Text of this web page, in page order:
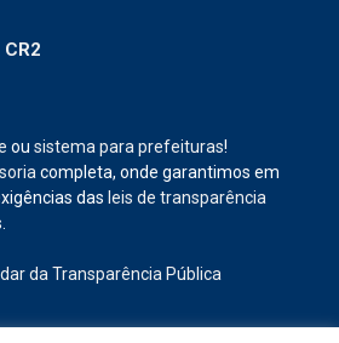
CR2
ou sistema para prefeituras!
completa, onde garantimos em
das leis de transparência
da Transparência Pública